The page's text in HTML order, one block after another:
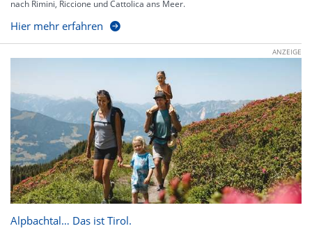
nach Rimini, Riccione und Cattolica ans Meer.
Hier mehr erfahren
ANZEIGE
Alpbachtal… Das ist Tirol.